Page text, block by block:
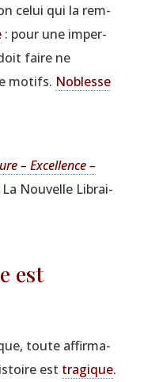
celui qui la rem­
: pour une imper­
faire ne
motifs. Noblesse
– Excel­lence –
Nou­velle Librai­
est
toute affir­ma­
est tra­gique.